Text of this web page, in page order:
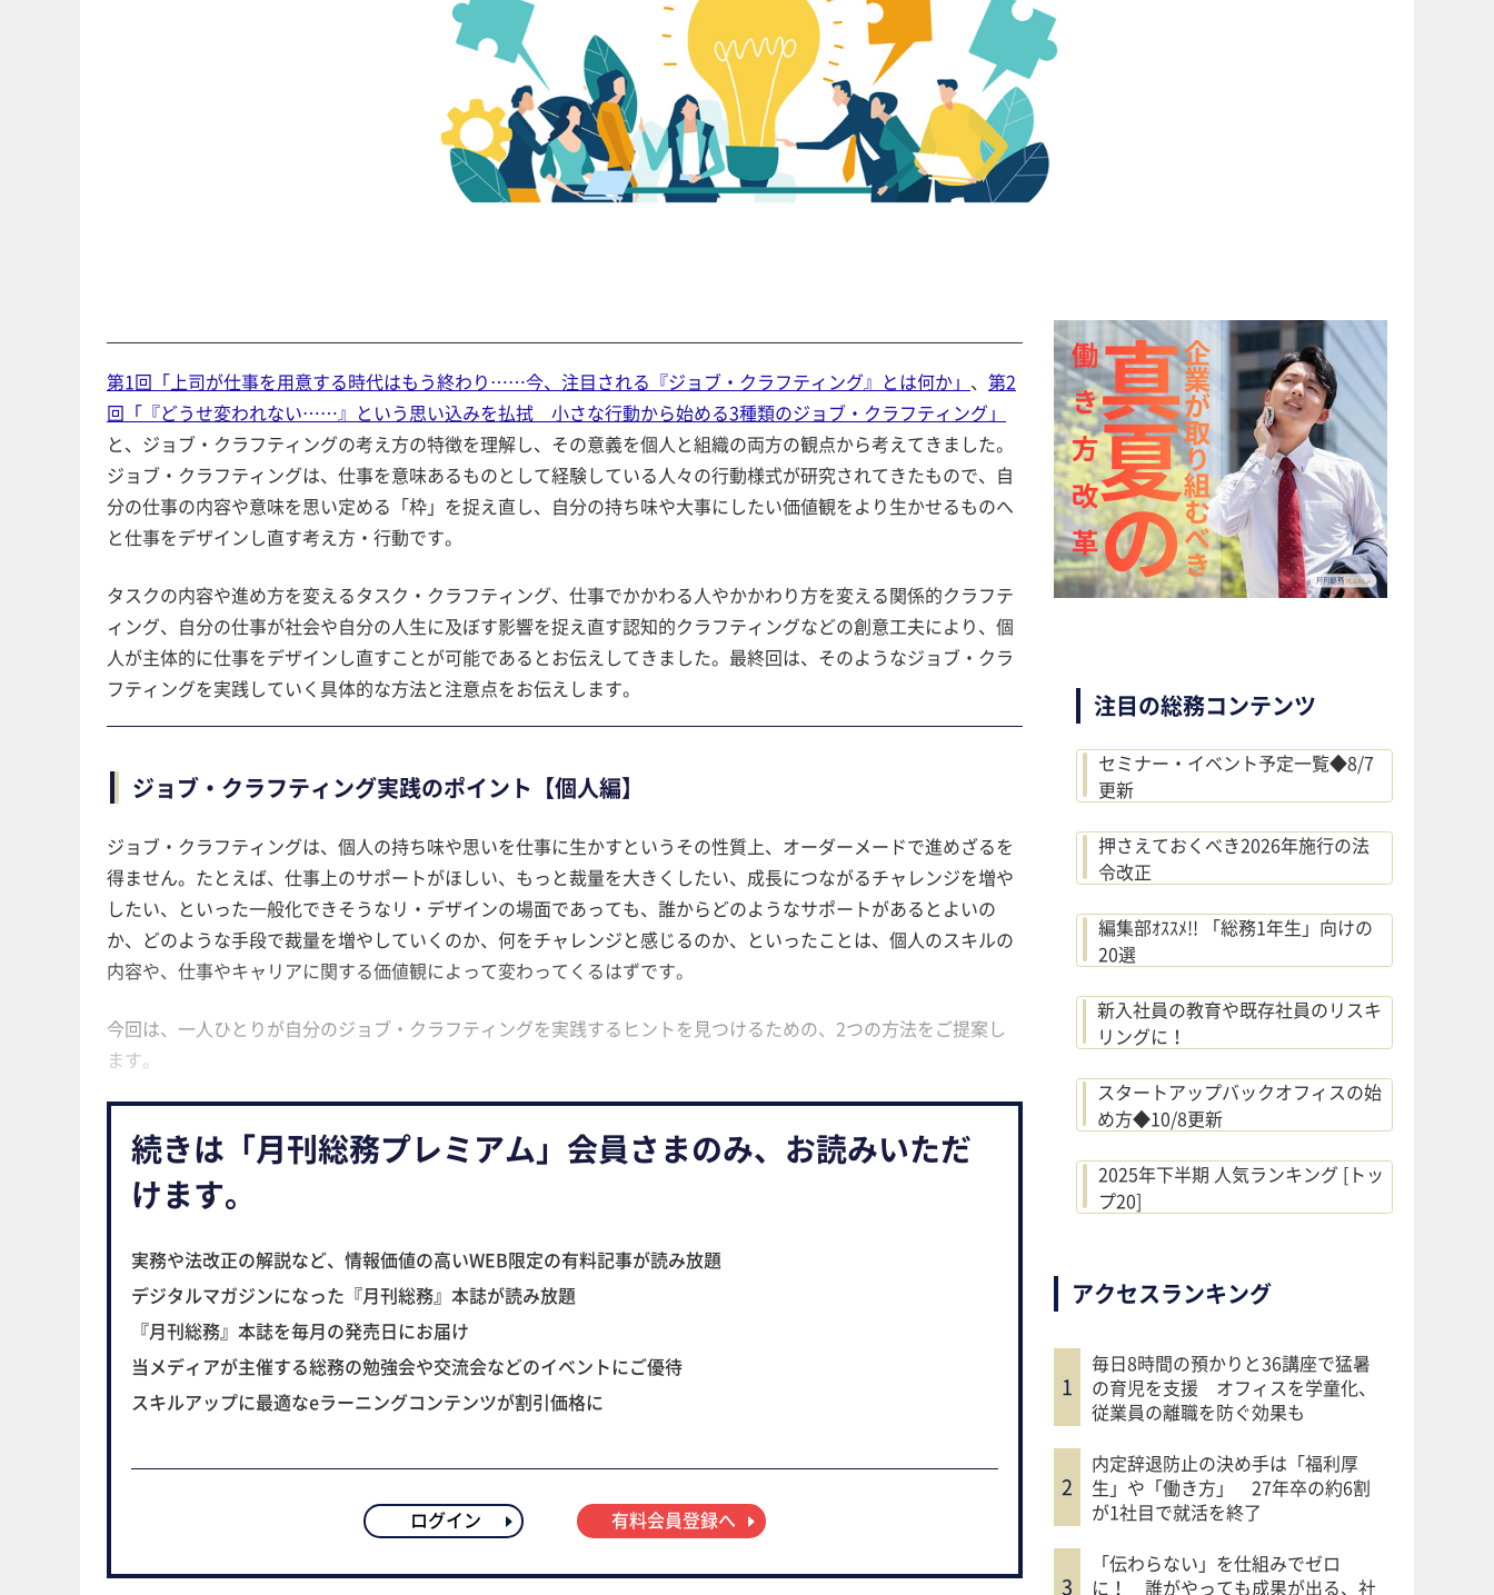
注目の総務コンテンツ
セミナー・イベント予定一覧◆8/7
更新
押さえておくべき2026年施行の法
令改正
編集部ｵｽｽﾒ!! 「総務1年生」向けの
20選
新入社員の教育や既存社員のリスキ
リングに！
スタートアップバックオフィスの始
め方◆10/8更新
2025年下半期 人気ランキング [トッ
プ20]
アクセスランキング
毎日8時間の預かりと36講座で猛暑
の育児を支援 オフィスを学童化、
従業員の離職を防ぐ効果も
内定辞退防止の決め手は「福利厚
生」や「働き方」 27年卒の約6割
が1社目で就活を終了
「伝わらない」を仕組みでゼロ
に！ 誰がやっても成果が出る、社
第1回「上司が仕事を用意する時代はもう終わり……今、注目される『ジョブ・クラフティング』とは何か」 、 第2
回「『どうせ変われない……』という思い込みを払拭 小さな行動から始める3種類のジョブ・クラフティング」
と、ジョブ・クラフティングの考え方の特徴を理解し、その意義を個人と組織の両方の観点から考えてきました。
ジョブ・クラフティングは、仕事を意味あるものとして経験している人々の行動様式が研究されてきたもので、自
分の仕事の内容や意味を思い定める「枠」を捉え直し、自分の持ち味や大事にしたい価値観をより生かせるものへ
と仕事をデザインし直す考え方・行動です。
タスクの内容や進め方を変えるタスク・クラフティング、仕事でかかわる人やかかわり方を変える関係的クラフテ
ィング、自分の仕事が社会や自分の人生に及ぼす影響を捉え直す認知的クラフティングなどの創意工夫により、個
人が主体的に仕事をデザインし直すことが可能であるとお伝えしてきました。最終回は、そのようなジョブ・クラ
フティングを実践していく具体的な方法と注意点をお伝えします。
ジョブ・クラフティング実践のポイント【個人編】
ジョブ・クラフティングは、個人の持ち味や思いを仕事に生かすというその性質上、オーダーメードで進めざるを
得ません。たとえば、仕事上のサポートがほしい、もっと裁量を大きくしたい、成長につながるチャレンジを増や
したい、といった一般化できそうなリ・デザインの場面であっても、誰からどのようなサポートがあるとよいの
か、どのような手段で裁量を増やしていくのか、何をチャレンジと感じるのか、といったことは、個人のスキルの
内容や、仕事やキャリアに関する価値観によって変わってくるはずです。
今回は、一人ひとりが自分のジョブ・クラフティングを実践するヒントを見つけるための、2つの方法をご提案し
ます。
続きは「月刊総務プレミアム」会員さまのみ、お読みいただ
けます。
実務や法改正の解説など、情報価値の高いWEB限定の有料記事が読み放題
デジタルマガジンになった『月刊総務』本誌が読み放題
『月刊総務』本誌を毎月の発売日にお届け
当メディアが主催する総務の勉強会や交流会などのイベントにご優待
スキルアップに最適なeラーニングコンテンツが割引価格に
ログイン 有料会員登録へ